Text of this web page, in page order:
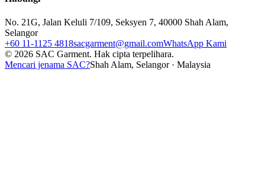
No. 21G, Jalan Keluli 7/109, Seksyen 7, 40000 Shah Alam,
Selangor
+60 11-1125 4818sacgarment@gmail.comWhatsApp Kami
© 2026 SAC Garment. Hak cipta terpelihara.
Mencari jenama SAC?Shah Alam, Selangor · Malaysia